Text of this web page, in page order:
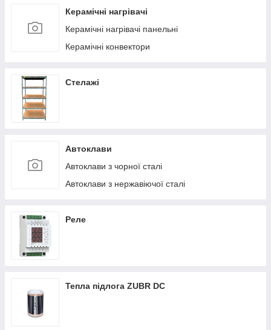
Керамічні нагрівачі
Керамічні нагрівачі панельні
Керамічні конвектори
Стелажі
Автоклави
Автоклави з чорної сталі
Автоклави з нержавіючої сталі
Реле
Тепла підлога ZUBR DC